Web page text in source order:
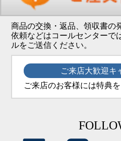
商品の交換・返品、領収書の
依頼などはコールセンターで
ルをご送信ください。
ご来店大歓迎キ
ご来店のお客様には特典